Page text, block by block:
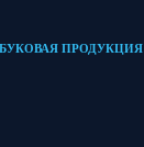
ПРОДУКЦИЯ